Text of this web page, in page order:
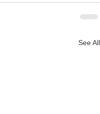
See All